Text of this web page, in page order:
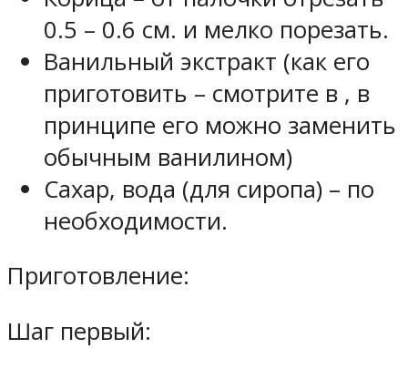
0.5 – 0.6 см. и мелко порезать.
Ванильный экстракт (как его
приготовить – смотрите в , в
принципе его можно заменить
обычным ванилином)
Сахар, вода (для сиропа) – по
необходимости.
Приготовление:
Шаг первый: